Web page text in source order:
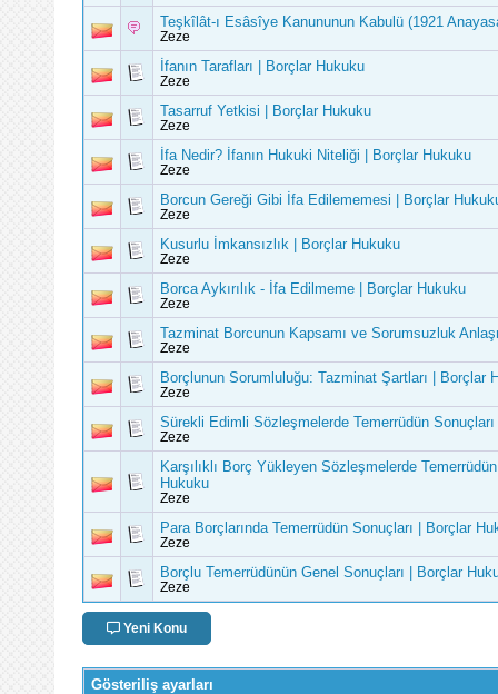
Teşkîlât-ı Esâsîye Kanununun Kabulü (1921
Zeze
İfanın Tarafları | Borçlar Hukuku
Zeze
Tasarruf Yetkisi | Borçlar Hukuku
Zeze
İfa Nedir? İfanın Hukuki Niteliği | Borçlar Hukuku
Zeze
Borcun Gereği Gibi İfa Edilememesi | Borçlar
Zeze
Kusurlu İmkansızlık | Borçlar Hukuku
Zeze
Borca Aykırılık - İfa Edilmeme | Borçlar Hukuku
Zeze
Tazminat Borcunun Kapsamı ve Sorumsuzluk
Zeze
Borçlunun Sorumluluğu: Tazminat Şartları | Borçlar
Zeze
Sürekli Edimli Sözleşmelerde Temerrüdün
Zeze
Karşılıklı Borç Yükleyen Sözleşmelerde
Hukuku
Zeze
Para Borçlarında Temerrüdün Sonuçları | Borçlar
Zeze
Borçlu Temerrüdünün Genel Sonuçları | Borçlar
Zeze
Yeni Konu
Gösteriliş ayarları